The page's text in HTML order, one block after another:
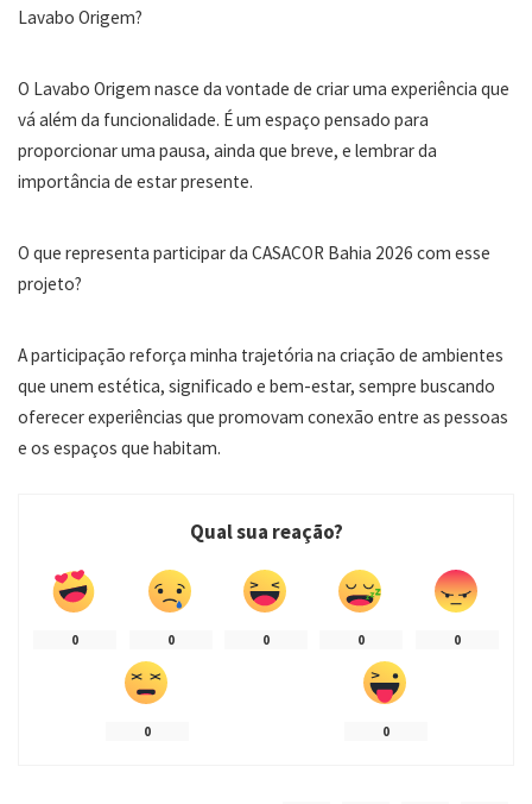
Lavabo Origem?
O Lavabo Origem nasce da vontade de criar uma experiência que
vá além da funcionalidade. É um espaço pensado para
proporcionar uma pausa, ainda que breve, e lembrar da
importância de estar presente.
O que representa participar da CASACOR Bahia 2026 com esse
projeto?
A participação reforça minha trajetória na criação de ambientes
que unem estética, significado e bem-estar, sempre buscando
oferecer experiências que promovam conexão entre as pessoas
e os espaços que habitam.
Qual sua reação?
0 0 0 0 0
0 0